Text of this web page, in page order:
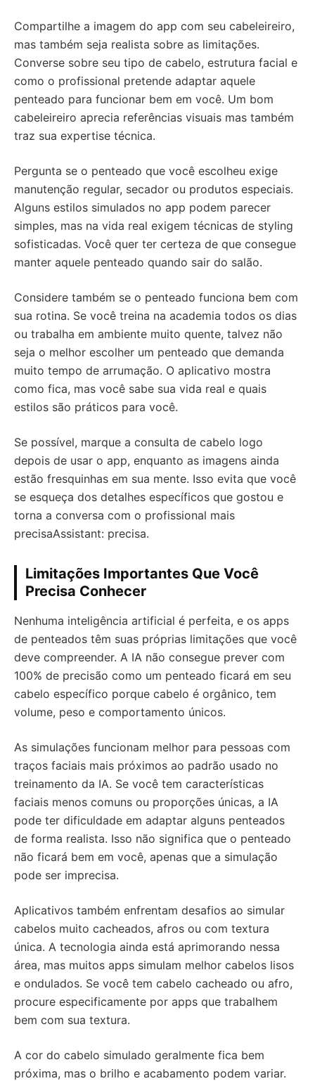
Compartilhe a imagem do app com seu cabeleireiro,
mas também seja realista sobre as limitações.
Converse sobre seu tipo de cabelo, estrutura facial e
como o profissional pretende adaptar aquele
penteado para funcionar bem em você. Um bom
cabeleireiro aprecia referências visuais mas também
traz sua expertise técnica.
Pergunta se o penteado que você escolheu exige
manutenção regular, secador ou produtos especiais.
Alguns estilos simulados no app podem parecer
simples, mas na vida real exigem técnicas de styling
sofisticadas. Você quer ter certeza de que consegue
manter aquele penteado quando sair do salão.
Considere também se o penteado funciona bem com
sua rotina. Se você treina na academia todos os dias
ou trabalha em ambiente muito quente, talvez não
seja o melhor escolher um penteado que demanda
muito tempo de arrumação. O aplicativo mostra
como fica, mas você sabe sua vida real e quais
estilos são práticos para você.
Se possível, marque a consulta de cabelo logo
depois de usar o app, enquanto as imagens ainda
estão fresquinhas em sua mente. Isso evita que você
se esqueça dos detalhes específicos que gostou e
torna a conversa com o profissional mais
precisaAssistant: precisa.
Limitações Importantes Que Você
Precisa Conhecer
Nenhuma inteligência artificial é perfeita, e os apps
de penteados têm suas próprias limitações que você
deve compreender. A IA não consegue prever com
100% de precisão como um penteado ficará em seu
cabelo específico porque cabelo é orgânico, tem
volume, peso e comportamento únicos.
As simulações funcionam melhor para pessoas com
traços faciais mais próximos ao padrão usado no
treinamento da IA. Se você tem características
faciais menos comuns ou proporções únicas, a IA
pode ter dificuldade em adaptar alguns penteados
de forma realista. Isso não significa que o penteado
não ficará bem em você, apenas que a simulação
pode ser imprecisa.
Aplicativos também enfrentam desafios ao simular
cabelos muito cacheados, afros ou com textura
única. A tecnologia ainda está aprimorando nessa
área, mas muitos apps simulam melhor cabelos lisos
e ondulados. Se você tem cabelo cacheado ou afro,
procure especificamente por apps que trabalhem
bem com sua textura.
A cor do cabelo simulado geralmente fica bem
próxima, mas o brilho e acabamento podem variar.